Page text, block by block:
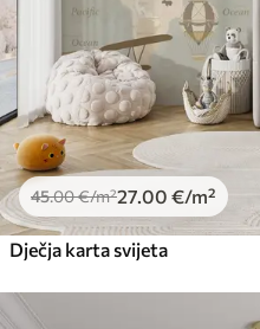
45.00€/m²27 .00 €/m²
Dječja karta svijeta